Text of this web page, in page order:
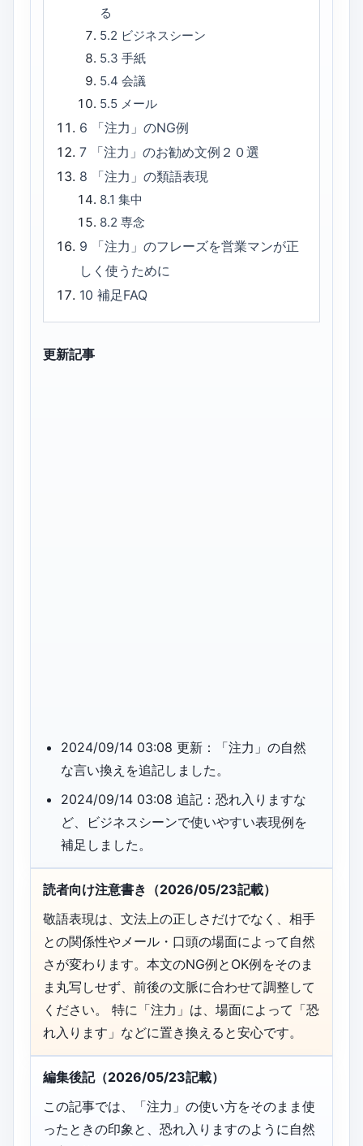
る
5.2 ビジネスシーン
5.3 手紙
5.4 会議
5.5 メール
6
「注力」のNG例
7
「注力」のお勧め文例２０選
8
「注力」の類語表現
8.1 集中
8.2 専念
9
「注力」のフレーズを営業マンが正
しく使うために
10補足FAQ
更新記事
2024/09/14 03:08 更新：「注力」の自然
な言い換えを追記しました。
2024/09/14 03:08 追記：恐れ入りますな
ど、ビジネスシーンで使いやすい表現例を
補足しました。
読者向け注意書き（2026/05/23記載）
敬語表現は、文法上の正しさだけでなく、相手
との関係性やメール・口頭の場面によって自然
さが変わります。本文のNG例とOK例をそのま
ま丸写しせず、前後の文脈に合わせて調整して
ください。 特に「注力」は、場面によって「恐
れ入ります」などに置き換えると安心です。
編集後記（2026/05/23記載）
この記事では、「注力」の使い方をそのまま使
ったときの印象と、恐れ入りますのように自然